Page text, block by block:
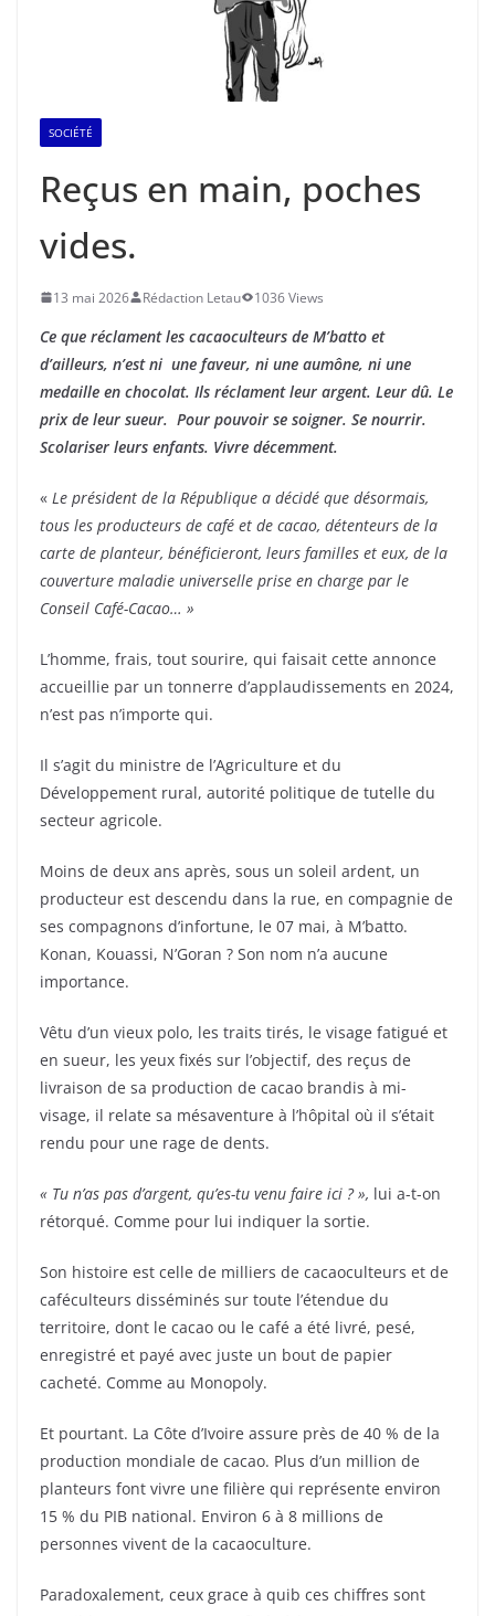
SOCIÉTÉ
Reçus en main, poches
vides.
13 mai 2026 Rédaction Letau 1036 Views
Ce que réclament les cacaoculteurs de M’batto et
d’ailleurs, n’est ni une faveur, ni une aumône, ni une
medaille en chocolat. Ils réclament leur argent. Leur dû. Le
prix de leur sueur. Pour pouvoir se soigner. Se nourrir.
Scolariser leurs enfants. Vivre décemment.
« Le président de la République a décidé que désormais,
tous les producteurs de café et de cacao, détenteurs de la
carte de planteur, bénéficieront, leurs familles et eux, de la
couverture maladie universelle prise en charge par le
Conseil Café-Cacao… »
L’homme, frais, tout sourire, qui faisait cette annonce
accueillie par un tonnerre d’applaudissements en 2024,
n’est pas n’importe qui.
Il s’agit du ministre de l’Agriculture et du
Développement rural, autorité politique de tutelle du
secteur agricole.
Moins de deux ans après, sous un soleil ardent, un
producteur est descendu dans la rue, en compagnie de
ses compagnons d’infortune, le 07 mai, à M’batto.
Konan, Kouassi, N’Goran ? Son nom n’a aucune
importance.
Vêtu d’un vieux polo, les traits tirés, le visage fatigué et
en sueur, les yeux fixés sur l’objectif, des reçus de
livraison de sa production de cacao brandis à mi-
visage, il relate sa mésaventure à l’hôpital où il s’était
rendu pour une rage de dents.
« Tu n’as pas d’argent, qu’es-tu venu faire ici ? », lui a-t-on
rétorqué. Comme pour lui indiquer la sortie.
Son histoire est celle de milliers de cacaoculteurs et de
caféculteurs disséminés sur toute l’étendue du
territoire, dont le cacao ou le café a été livré, pesé,
enregistré et payé avec juste un bout de papier
cacheté. Comme au Monopoly.
Et pourtant. La Côte d’Ivoire assure près de 40 % de la
production mondiale de cacao. Plus d’un million de
planteurs font vivre une filière qui représente environ
15 % du PIB national. Environ 6 à 8 millions de
personnes vivent de la cacaoculture.
Paradoxalement, ceux grace à quib ces chiffres sont